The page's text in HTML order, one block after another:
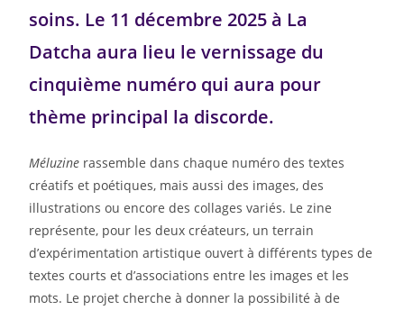
soins. Le 11 décembre 2025 à La
Datcha aura lieu le vernissage du
cinquième numéro qui aura pour
thème principal la discorde.
Méluzine rassemble dans chaque numéro des textes
créatifs et poétiques, mais aussi des images, des
illustrations ou encore des collages variés. Le zine
représente, pour les deux créateurs, un terrain
d’expérimentation artistique ouvert à différents types de
textes courts et d’associations entre les images et les
mots. Le projet cherche à donner la possibilité à de